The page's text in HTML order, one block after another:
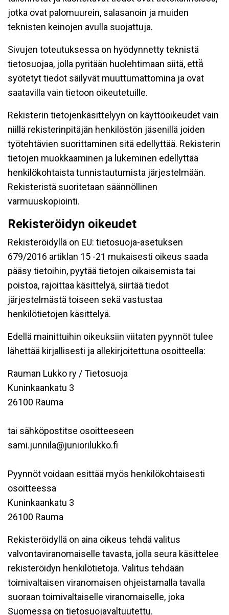
jotka ovat palomuurein, salasanoin ja muiden
teknisten keinojen avulla suojattuja.
Sivujen toteutuksessa on hyödynnetty teknistä
tietosuojaa, jolla pyritään huolehtimaan siitä, että̈
syötetyt tiedot säilyvät muuttumattomina ja ovat
saatavilla vain tietoon oikeutetuille.
Rekisterin tietojenkäsittelyyn on käyttöoikeudet vain
niillä rekisterinpitäjän henkilöstön jäsenillä joiden
työtehtävien suorittaminen sitä edellyttää. Rekisterin
tietojen muokkaaminen ja lukeminen edellyttää
henkilökohtaista tunnistautumista järjestelmään.
Rekisteristä suoritetaan säännöllinen
varmuuskopiointi.
Rekisteröidyn oikeudet
Rekisteröidyllä on EU: tietosuoja-asetuksen
679/2016 artiklan 15 -21 mukaisesti oikeus saada
pääsy tietoihin, pyytää tietojen oikaisemista tai
poistoa, rajoittaa käsittelyä, siirtää tiedot
järjestelmästä toiseen sekä vastustaa
henkilötietojen käsittelyä.
Edellä mainittuihin oikeuksiin viitaten pyynnöt tulee
lähettää kirjallisesti ja allekirjoitettuna osoitteella:
Rauman Lukko ry / Tietosuoja
Kuninkaankatu 3
26100 Rauma
tai sähköpostitse osoitteeseen
sami.junnila@juniorilukko.fi
Pyynnöt voidaan esittää myös henkilökohtaisesti
osoitteessa
Kuninkaankatu 3
26100 Rauma
Rekisteröidyllä on aina oikeus tehdä valitus
valvontaviranomaiselle tavasta, jolla seura käsittelee
rekisteröidyn henkilötietoja. Valitus tehdään
toimivaltaisen viranomaisen ohjeistamalla tavalla
suoraan toimivaltaiselle viranomaiselle, joka
Suomessa on tietosuojavaltuutettu.